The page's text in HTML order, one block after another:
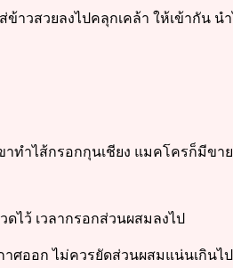
าวสวยลงไปคลุกเคล้า ให้เข้ากัน น
าทำไส้กรอกกุนเชียง แมคโครก็มีขา
ไว้ เวลากรอกส่วนผสมลงไป
ศออก ไม่ควรยัดส่วนผสมแน่นเกินไป